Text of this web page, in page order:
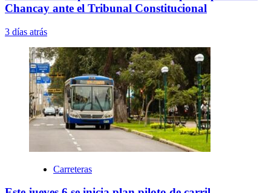
Chancay ante el Tribunal Constitucional
3 días atrás
Carreteras